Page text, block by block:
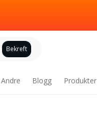
Bekreft
Andre Blogg Produkter